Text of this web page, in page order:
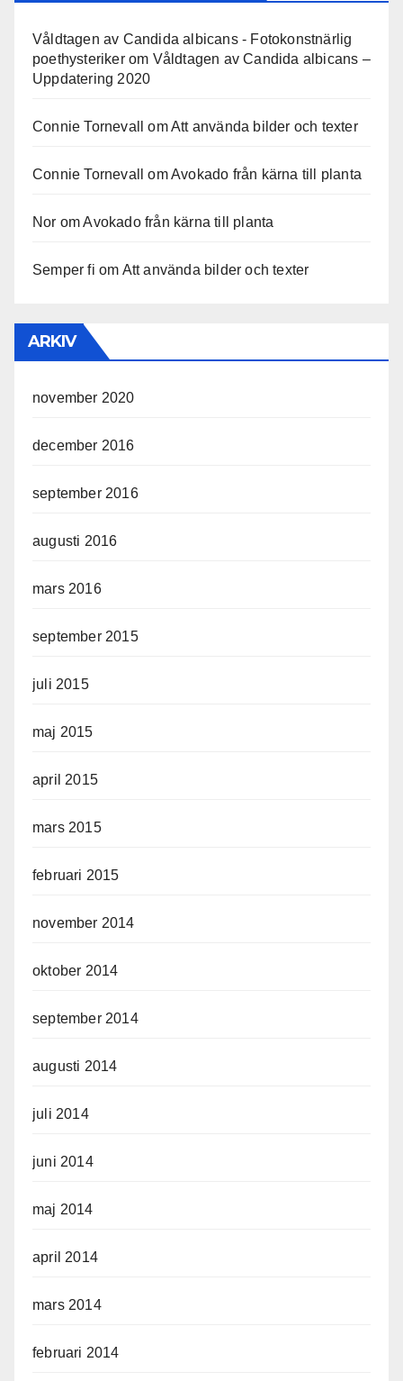
Våldtagen av Candida albicans - Fotokonstnärlig
poethysterikerom Våldtagen av Candida albicans –
Uppdatering 2020
Connie Tornevall omAtt använda bilder och texter
Connie Tornevall omAvokado från kärna till planta
Nor omAvokado från kärna till planta
Semper fi om Att använda bilder och texter
ARKIV
november 2020
december 2016
september 2016
augusti 2016
mars 2016
september 2015
juli 2015
maj 2015
april 2015
mars 2015
februari 2015
november 2014
oktober 2014
september 2014
augusti 2014
juli 2014
juni 2014
maj 2014
april 2014
mars 2014
februari 2014